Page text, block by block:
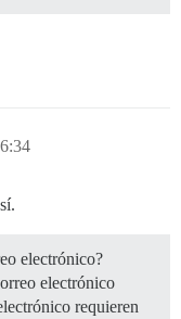
electrónico?
electrónico
requieren